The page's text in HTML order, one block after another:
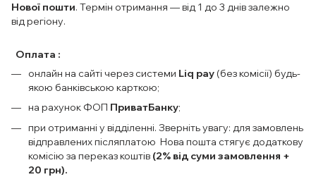
Нової пошти. Термін отримання — від 1 до 3 днів залежно
від регіону.
Оплата :
онлайн на сайті через системи Liq pay (без комісії) будь-
якою банківською карткою;
на рахунок ФОП ПриватБанку;
при отриманні у відділенні. Зверніть увагу: для замовлень
відправлених післяплатою Нова пошта стягує додаткову
комісію за переказ коштів (2% від суми замовлення +
20 грн).